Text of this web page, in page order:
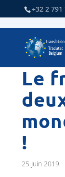
+32 2 791
Le
!
25 Juin 2019